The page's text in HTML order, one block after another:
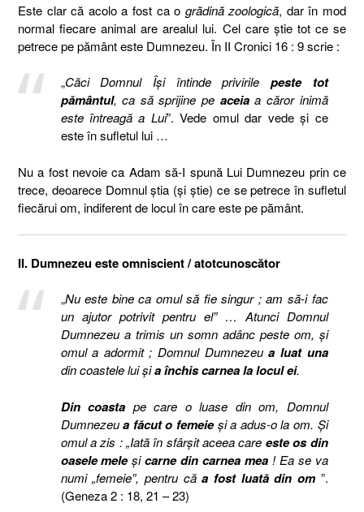
Este clar că acolo a fost ca o grădină zoologică, dar în mod
normal fiecare animal are arealul lui. Cel care ştie tot ce se
petrece pe pământ este Dumnezeu. În II Cronici 16 : 9 scrie :
„Căci Domnul Îşi întinde privirile peste tot
pământul, ca să sprijine pe aceiaa căror inimă
este întreagă a Lui”. Vede omul dar vede şi ce
este în sufletul lui …
Nu a fost nevoie ca Adam să-I spună Lui Dumnezeu prin ce
trece, deoarece Domnul ştia (şi ştie) ce se petrece în sufletul
fiecărui om, indiferent de locul în care este pe pământ.
II. Dumnezeu este omniscient / atotcunoscător
„Nu este bine ca omul să fie singur ; am să-i fac
un ajutor potrivit pentru el” … Atunci Domnul
Dumnezeu a trimis un somn adânc peste om, şi
omul a adormit ; Domnul Dumnezeua luat una
din coastele lui şia închis carnea la locul ei.
Din coasta pe care o luase din om, Domnul
Dumnezeua făcut o femeieşi a adus-o la om. Şi
omul a zis : „Iată în sfârşit aceea care este os din
oasele meleşicarne din carnea mea! Ea se va
numi „femeie”, pentru căa fost luată din om”.
(Geneza 2 : 18, 21 – 23)